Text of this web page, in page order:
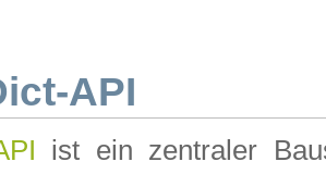
API
ist ein zentraler